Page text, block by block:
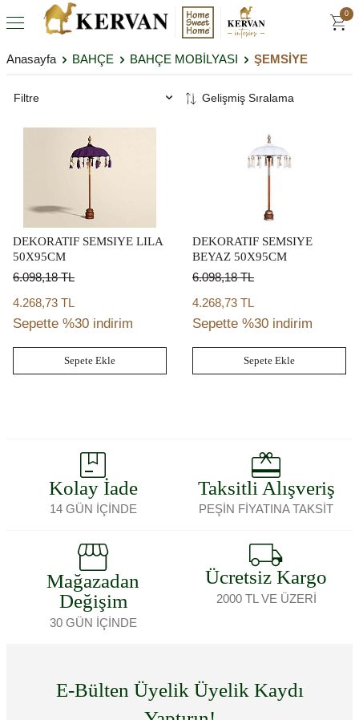
0
Anasayfa BAHÇE BAHÇE MOBİLYASI ŞEMSİYE
Filtre
DEKORATIF SEMSIYE LILA
50X95CM
6.098,18TL
4.268,73 TL
Sepette %30 indirim
Sepete Ekle
DEKORATIF SEMSIYE
BEYAZ 50X95CM
6.098,18TL
4.268,73 TL
Sepette %30 indirim
Sepete Ekle
Kolay İade
14 GÜN İÇİNDE
Taksitli Alışveriş
PEŞİN FİYATINA TAKSİT
Mağazadan
Değişim
30 GÜN İÇİNDE
Ücretsiz Kargo
2000 TL VE ÜZERİ
E-Bülten Üyelik Üyelik Kaydı